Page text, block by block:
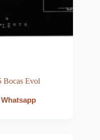
Bocas Evol